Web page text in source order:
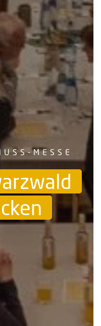
MESSE